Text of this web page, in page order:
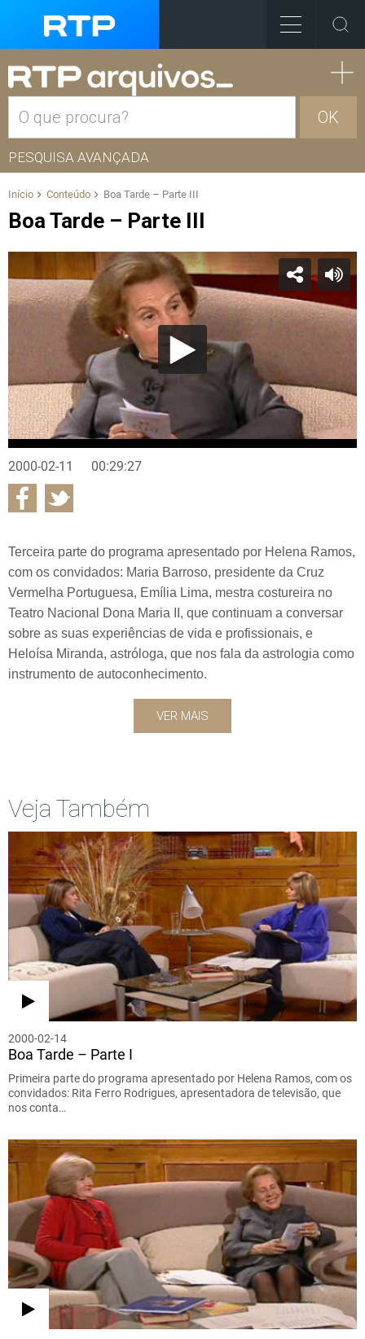
OK
PESQUISA AVANÇADA
Início Conteúdo Boa Tarde – Parte III
Boa Tarde – Parte III
2000-02-11 00:29:27
Terceira parte do programa apresentado por Helena Ramos,
com os convidados: Maria Barroso, presidente da Cruz
Vermelha Portuguesa, Emília Lima, mestra costureira no
Teatro Nacional Dona Maria II, que continuam a conversar
sobre as suas experiências de vida e profissionais, e
Heloísa Miranda, astróloga, que nos fala da astrologia como
instrumento de autoconhecimento.
VER MAIS
Veja Também
2000-02-14
Boa Tarde – Parte I
Primeira parte do programa apresentado por Helena Ramos, com os
convidados: Rita Ferro Rodrigues, apresentadora de televisão, que
nos conta…